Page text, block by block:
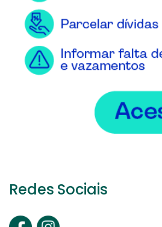
Redes Sociais